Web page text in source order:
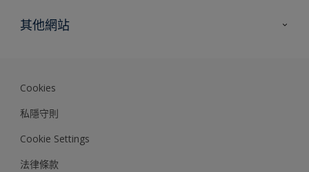
專家見解
色彩準確度
其他網站
Cookies
私隱守則
Cookie Settings
法律條款